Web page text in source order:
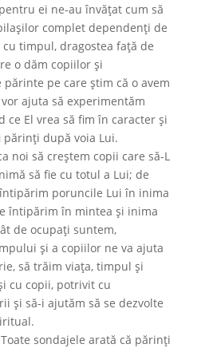
ei ne-au învățat cum să
complet dependenți de
timpul, dragostea față de
o dăm copiilor și
pe care ştim că o avem
ajuta să experimentăm
ce El vrea să fim în caracter și
după voia Lui.
noi să creștem copii care să-L
să fie cu totul a Lui; de
poruncile Lui în inima
întipărim în mintea și inima
de ocupați suntem,
și a copiilor ne va ajuta
să trăim viaţa, timpul și
cu copii, potrivit cu
şi să-i ajutăm să se dezvolte
sondajele arată că părinți